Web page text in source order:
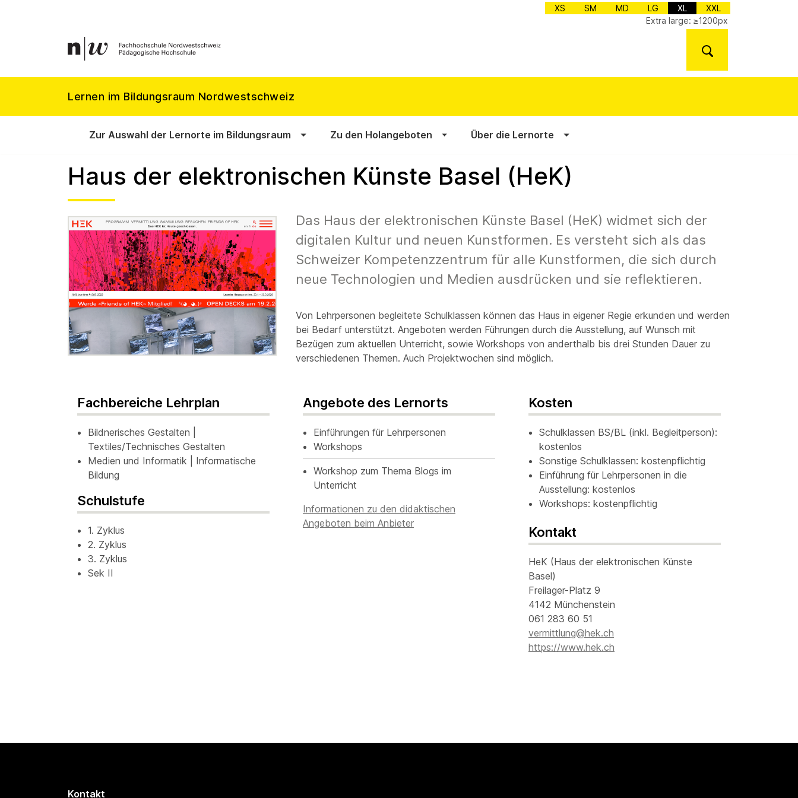
XS SM MD LG XL
XXL
Extra large: ≥1200px
Lernen im Bildungsraum Nordwestschweiz
Zur Auswahl der Lernorte im Bildungsraum Zu den Holangeboten Über die Lernorte
Haus der elektronischen Künste Basel (HeK)
Das Haus der elektronischen Künste Basel (HeK) widmet sich der
digitalen Kultur und neuen Kunstformen. Es versteht sich als das
Schweizer Kompetenzzentrum für alle Kunstformen, die sich durch
neue Technologien und Medien ausdrücken und sie reflektieren.
Von Lehrpersonen begleitete Schulklassen können das Haus in eigener Regie erkunden und werden
bei Bedarf unterstützt. Angeboten werden Führungen durch die Ausstellung, auf Wunsch mit
Bezügen zum aktuellen Unterricht, sowie Workshops von anderthalb bis drei Stunden Dauer zu
verschiedenen Themen. Auch Projektwochen sind möglich.
Fachbereiche Lehrplan
Bildnerisches Gestalten |
Textiles/Technisches Gestalten
Medien und Informatik | Informatische
Bildung
Schulstufe
1. Zyklus
2. Zyklus
3. Zyklus
Sek II
Angebote des Lernorts
Einführungen für Lehrpersonen
Workshops
Workshop zum Thema Blogs im
Unterricht
Informationen zu den didaktischen
Angeboten beim Anbieter
Kosten
Schulklassen BS/BL (inkl. Begleitperson):
kostenlos
Sonstige Schulklassen: kostenpflichtig
Einführung für Lehrpersonen in die
Ausstellung: kostenlos
Workshops: kostenpflichtig
Kontakt
HeK (Haus der elektronischen Künste
Basel)
Freilager-Platz 9
4142 Münchenstein
061 283 60 51
vermittlung@hek.ch
https://www.hek.ch
Kontakt